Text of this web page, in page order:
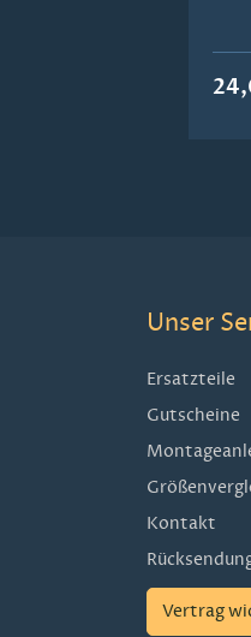
Unser
Ersatzteile
Gutscheine
Kontakt
Vertrag